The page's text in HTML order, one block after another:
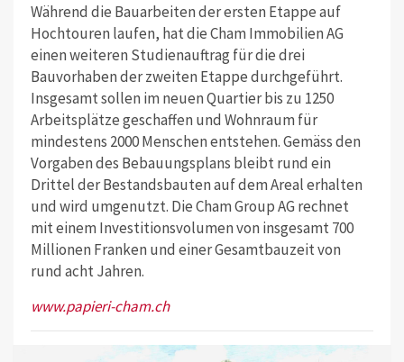
Während die Bauarbeiten der ersten Etappe auf
Hochtouren laufen, hat die Cham Immobilien AG
einen weiteren Studienauftrag für die drei
Bauvorhaben der zweiten Etappe durchgeführt.
Insgesamt sollen im neuen Quartier bis zu 1250
Arbeitsplätze geschaffen und Wohnraum für
mindestens 2000 Menschen entstehen. Gemäss den
Vorgaben des Bebauungsplans bleibt rund ein
Drittel der Bestandsbauten auf dem Areal erhalten
und wird umgenutzt. Die Cham Group AG rechnet
mit einem Investitionsvolumen von insgesamt 700
Millionen Franken und einer Gesamtbauzeit von
rund acht Jahren.
www.papieri-cham.ch